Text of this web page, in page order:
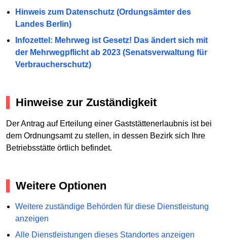
Hinweis zum Datenschutz (Ordungsämter des
Landes Berlin)
Infozettel: Mehrweg ist Gesetz! Das ändert sich mit
der Mehrwegpflicht ab 2023 (Senatsverwaltung für
Verbraucherschutz)
Hinweise zur Zuständigkeit
Der Antrag auf Erteilung einer Gaststättenerlaubnis ist bei
dem Ordnungsamt zu stellen, in dessen Bezirk sich Ihre
Betriebsstätte örtlich befindet.
Weitere Optionen
Weitere zuständige Behörden für diese Dienstleistung
anzeigen
Alle Dienstleistungen dieses Standortes anzeigen